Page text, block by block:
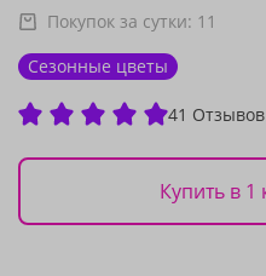
Покупок за сутки: 11
Сезонные цветы
41
Купить в 1